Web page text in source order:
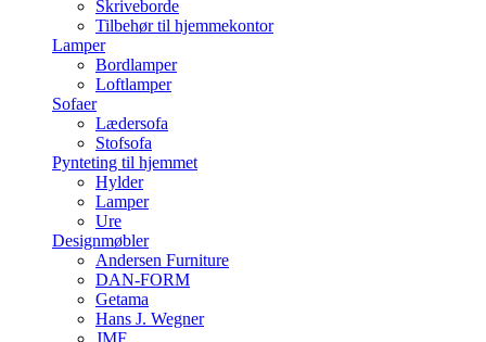
Skriveborde
Tilbehør til hjemmekontor
Lamper
Bordlamper
Loftlamper
Sofaer
Lædersofa
Stofsofa
Pynteting til hjemmet
Hylder
Lamper
Ure
Designmøbler
Andersen Furniture
DAN-FORM
Getama
Hans J. Wegner
JMF